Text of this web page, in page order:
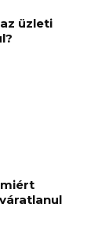
üzleti